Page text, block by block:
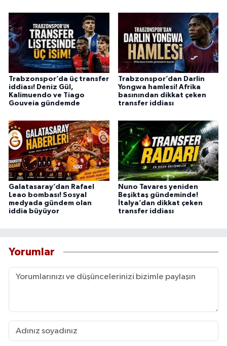
Trabzonspor’da üç transfer
iddiası! Deniz Gül,
Kalimuendo ve Tiago
Gouveia gündemde
Trabzonspor’dan Darlin
Yongwa hamlesi! Afrika
basınından dikkat çeken
transfer iddiası
Galatasaray’dan Rafael
Leao bombası! Sosyal
medyada gündem olan
iddia büyüyor
Nuno Tavares yeniden
Beşiktaş gündeminde!
İtalya’dan dikkat çeken
transfer iddiası
Yorumlar